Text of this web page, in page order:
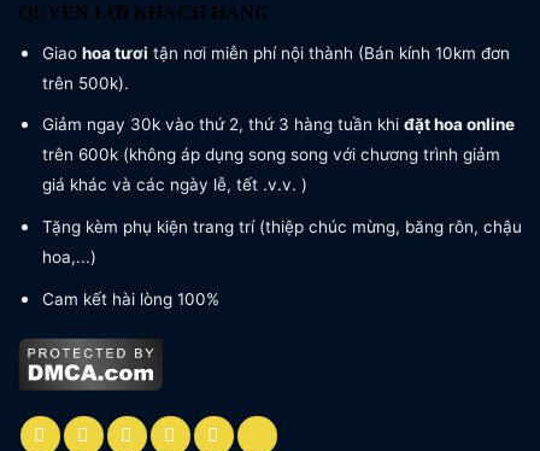
QUYỀN LỢI KHÁCH HÀNG
Giao hoa tươi tận nơi miễn phí nội thành (Bán kính 10km đơn
trên 500k).
Giảm ngay 30k vào thứ 2, thứ 3 hàng tuần khi đặt hoa online
trên 600k (không áp dụng song song với chương trình giảm
giá khác và các ngày lễ, tết .v.v. )
Tặng kèm phụ kiện trang trí (thiệp chúc mừng, băng rôn, chậu
hoa,...)
Cam kết hài lòng 100%